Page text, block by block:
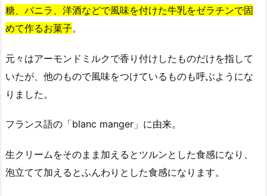
糖、バニラ、洋酒などで風味を付けた牛乳をゼラチンで固
めて作るお菓子。
元々はアーモンドミルクで香り付けしたものだけを指して
いたが、他のもので風味をつけているものも呼ぶようにな
りました。
フランス語の「blanc manger」に由来。
生クリームをそのまま加えるとツルンとした食感になり、
泡立てて加えるとふんわりとした食感になります。